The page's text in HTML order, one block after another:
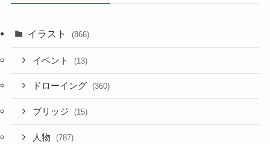
イラスト (866)
イベント (13)
ドローイング (360)
ブリッジ (15)
人物 (787)